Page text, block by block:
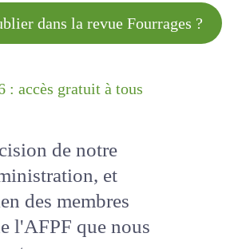
dans la revue
: accès gratuit à
de notre
et
des membres